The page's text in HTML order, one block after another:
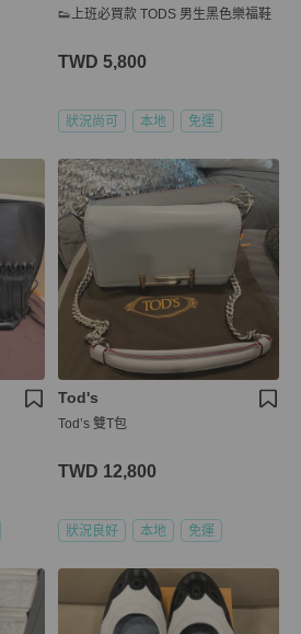
👟上班必買款 TODS 男生黑色樂福鞋
TWD 5,800
狀況尚可 本地 免運
Tod's
Tod’s 雙T包
TWD 12,800
狀況良好 本地 免運